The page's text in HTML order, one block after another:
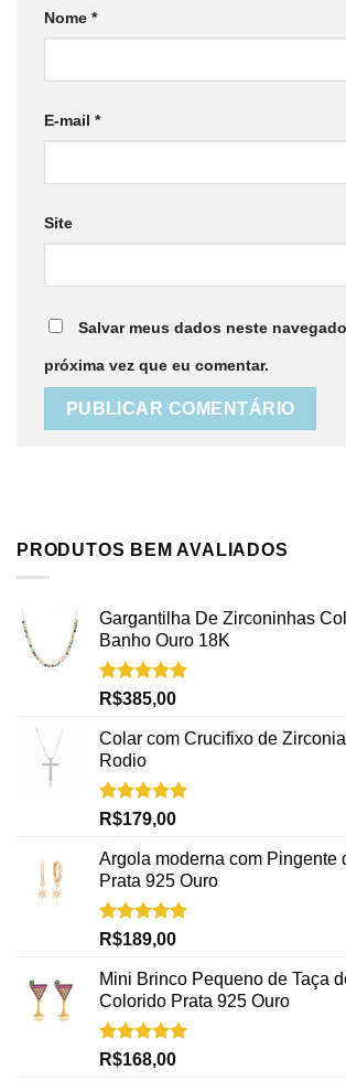
Nome *
E-mail *
Site
Salvar meus dados neste
próxima vez que eu comentar.
PRODUTOS BEM AVALIADOS
Gargantilha De Zirconinhas
Banho Ouro 18K
Avaliação
R$385,00
Colar com Crucifixo de
Rodio
Avaliação
R$179,00
Argola moderna com Pingente
Prata 925 Ouro
Avaliação
R$189,00
Mini Brinco Pequeno de Taça
Colorido Prata 925 Ouro
Avaliação
R$168,00